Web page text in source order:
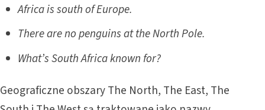
Africa is south of Europe.
There are no penguins at the North Pole.
What’s South Africa known for?
Geograficzne obszary The North, The East, The